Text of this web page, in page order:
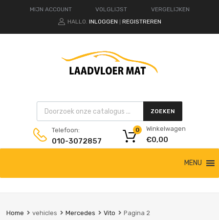
MIJN ACCOUNT VOLGLIJST
VERGELIJKEN
HALLO. INLOGGEN REGISTREREN
Products search ZOEKEN
Telefoon:
010-3072857
Winkelwagen
€0,00
0
de
MENU
Home vehicles Mercedes Vito Pagina 2